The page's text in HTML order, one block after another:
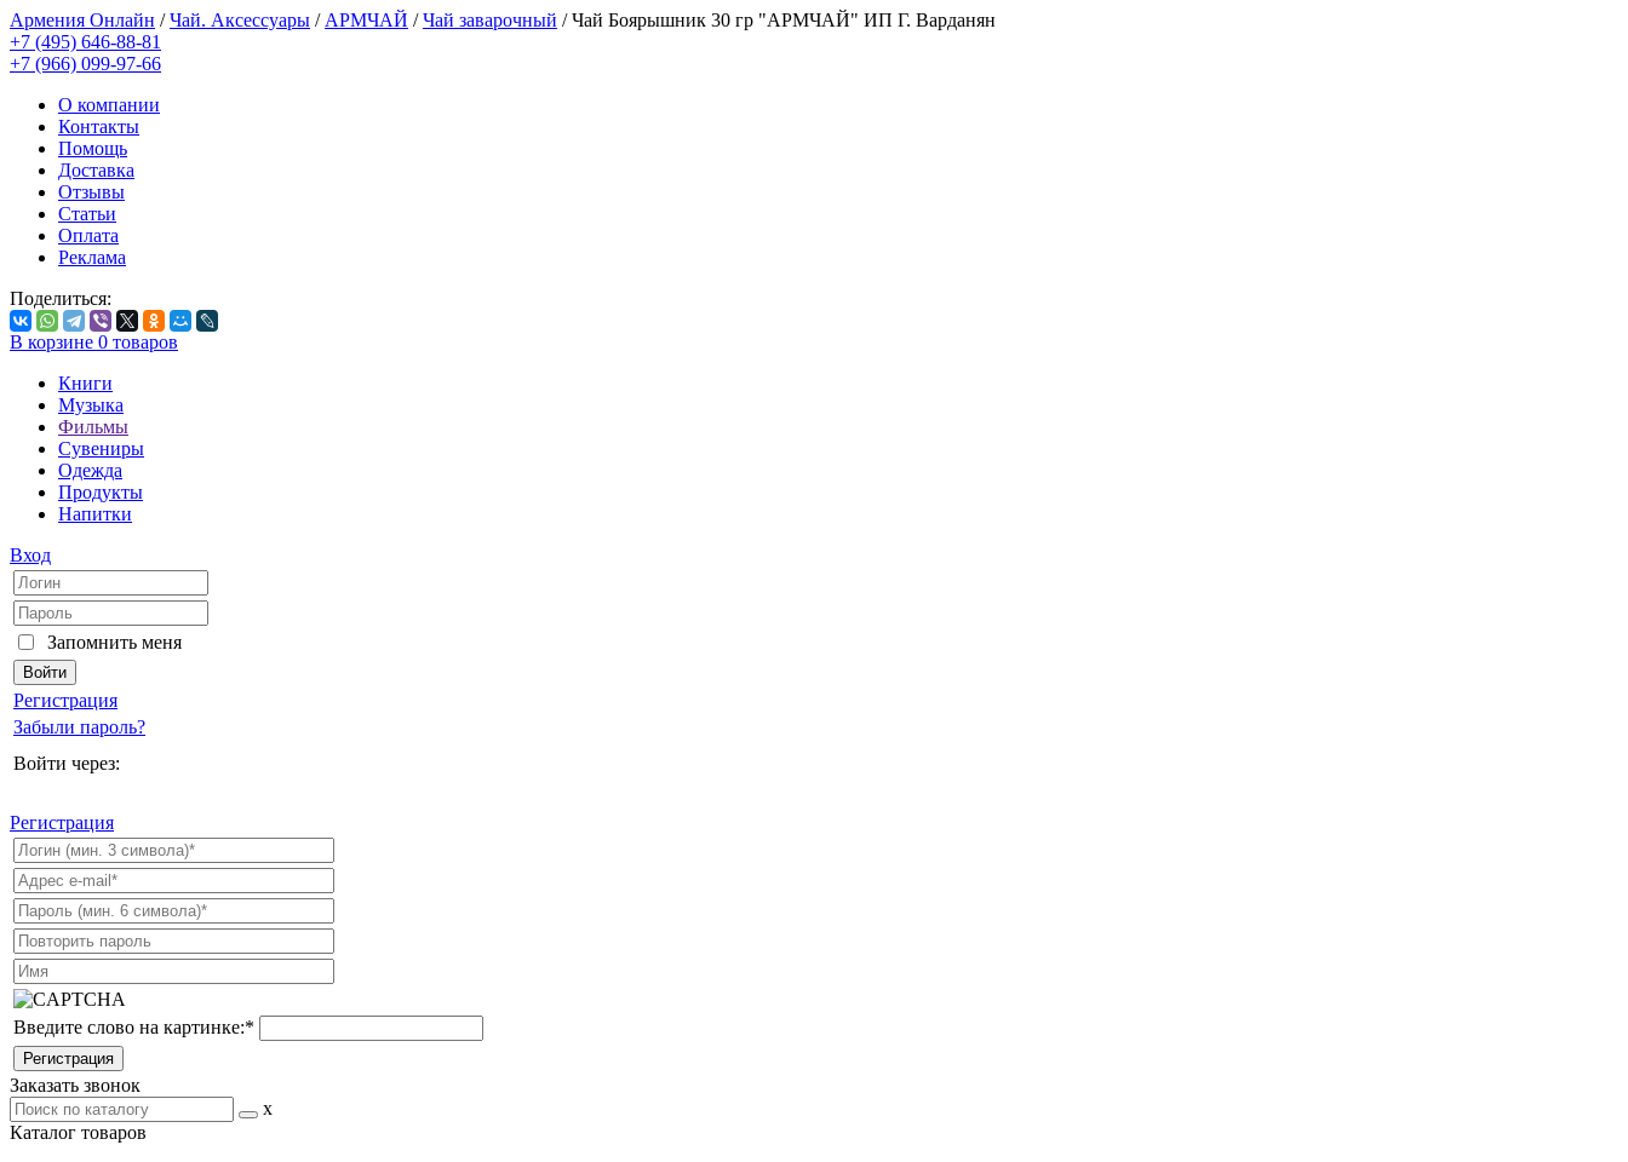
Армения Онлайн /Чай. Аксессуары / АРМЧАЙ /Чай заварочный /Чай Боярышник 30 гр "АРМЧАЙ" ИП Г. Варданян
+7 (495) 646-88-81
+7 (966) 099-97-66
О компании
Контакты
Помощь
Доставка
Отзывы
Статьи
Оплата
Реклама
Поделиться:
В корзине 0 товаров
Книги
Музыка
Фильмы
Сувениры
Одежда
Продукты
Напитки
Вход
Запомнить меня
Регистрация
Забыли пароль?
Войти через:
Регистрация
Введите слово на картинке:*
Заказать звонок
x
Каталог товаров